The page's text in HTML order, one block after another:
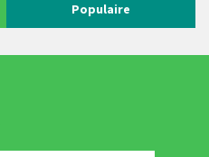
Populaire